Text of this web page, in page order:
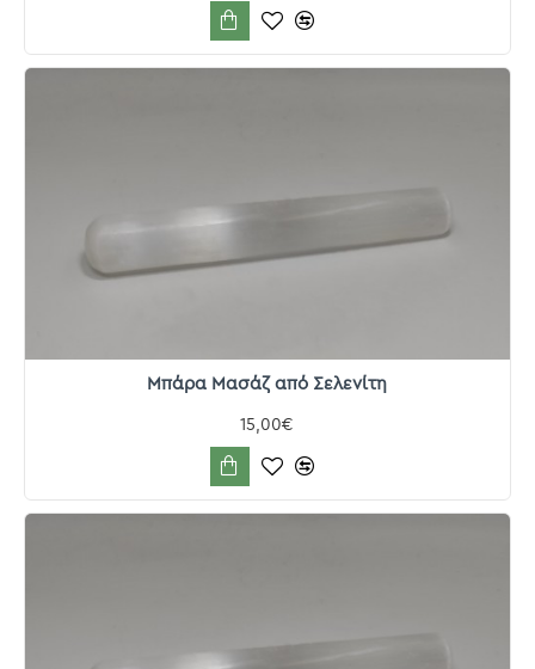
Μπάρα Μασάζ από Σελενίτη
15,00€